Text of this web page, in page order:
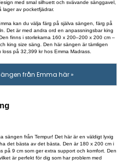
(här kan du välja allt från queen
efter dina behov. Du kan bland annat
fastare, och du kan välja olika fastheter
vars partner inte tycker om att sova på
i olika färger och såklart även välja till
på 18,995 kr – ett bra pris för en säng som
om Kungsängen-sängen här»